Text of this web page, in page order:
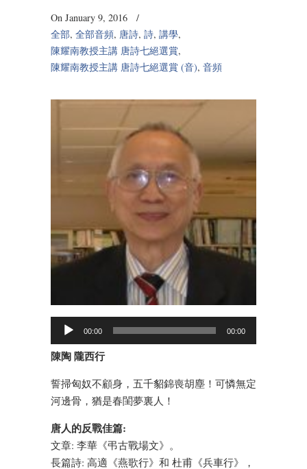
On January 9, 2016
/
全部, 全部音頻, 唐詩, 詩, 講學,
陳耀南教授主講 唐詩七絕選賞,
陳耀南教授主講 唐詩七絕選賞 (音), 音頻
Audio
00:00 00:00
陳陶 隴西行
誓掃匈奴不顧身，五千貂錦喪胡塵！可憐無定
河邊骨，猶是春閨夢裏人！
唐人的反戰佳篇:
文章: 李華《弔古戰場文》。
長篇詩: 高適《燕歌行》和 杜甫《兵車行》，